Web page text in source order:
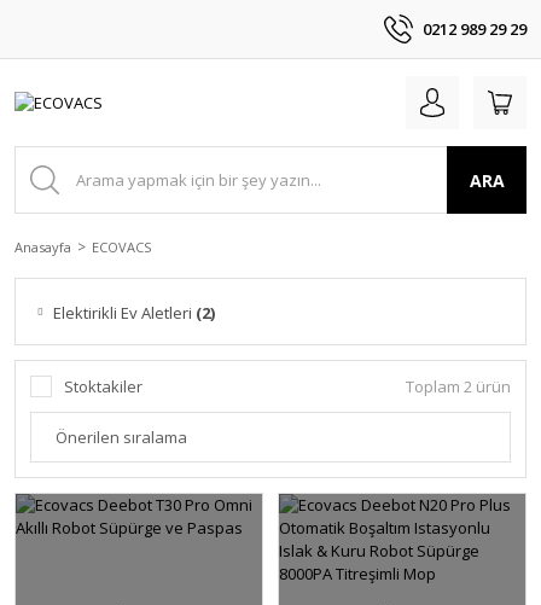
0212 989 29 29
ARA
Anasayfa ECOVACS
Elektirikli Ev Aletleri (2)
Stoktakiler Toplam 2 ürün